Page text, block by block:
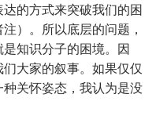
的方式来突破我们的困
）。所以底层的问题，
知识分子的困境。因
大家的叙事。如果仅仅
关怀姿态，我认为是没